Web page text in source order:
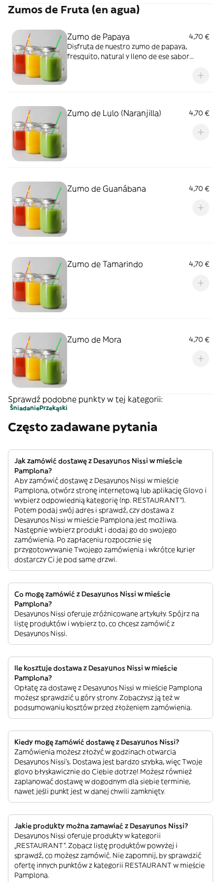
Zumos de Fruta (en agua)
Zumo de Papaya
4,70 €
Disfruta de nuestro zumo de papaya,
fresquito, natural y lleno de ese sabor
Zumo de Lulo (Naranjilla) 4,70 €
Zumo de Guanábana 4,70 €
Zumo de Tamarindo 4,70 €
Zumo de Mora 4,70 €
Sprawdź podobne punkty w tej kategorii:
ŚniadaniePrzekąski
Często zadawane pytania
Jak zamówić dostawę z Desayunos Nissi w mieście
Pamplona?
Aby zamówić dostawę z Desayunos Nissi w mieście
Pamplona, otwórz stronę internetową lub aplikację Glovo i
wybierz odpowiednią kategorię (np. RESTAURANT”).
Potem podaj swój adres i sprawdź, czy dostawa z
Desayunos Nissi w mieście Pamplona jest możliwa.
Następnie wybierz produkt i dodaj go do swojego
zamówienia. Po zapłaceniu rozpocznie się
przygotowywanie Twojego zamówienia i wkrótce kurier
dostarczy Ci je pod same drzwi.
Co mogę zamówić z Desayunos Nissi w mieście
Pamplona?
Desayunos Nissi oferuje zróżnicowane artykuły. Spójrz na
listę produktów i wybierz to, co chcesz zamówić z
Desayunos Nissi.
Ile kosztuje dostawa z Desayunos Nissi w mieście
Pamplona?
Opłatę za dostawę z Desayunos Nissi w mieście Pamplona
możesz sprawdzić u góry strony. Zobaczysz ją też w
podsumowaniu kosztów przed złożeniem zamówienia.
Kiedy mogę zamówić dostawę z Desayunos Nissi?
Zamówienia możesz złożyć w godzinach otwarcia
Desayunos Nissi’s. Dostawa jest bardzo szybka, więc Twoje
glovo błyskawicznie do Ciebie dotrze! Możesz również
zaplanować dostawę w dogodnym dla siebie terminie,
nawet jeśli punkt jest w danej chwili zamknięty.
Jakie produkty można zamawiać z Desayunos Nissi?
Desayunos Nissi oferuje produkty w kategorii
„RESTAURANT”. Zobacz listę produktów powyżej i
sprawdź, co możesz zamówić. Nie zapomnij, by sprawdzić
ofertę innych punktów z kategorii RESTAURANT w mieście
Pamplona.